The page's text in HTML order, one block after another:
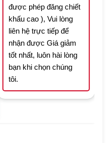
được phép đăng chiết
khấu cao ), Vui lòng
liên hệ trực tiếp để
nhận được Giá giảm
tốt nhất, luôn hài lòng
bạn khi chọn chúng
tôi.